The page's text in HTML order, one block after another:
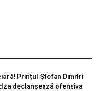
Prințul Ștefan Dimitri
declanșează ofensiva